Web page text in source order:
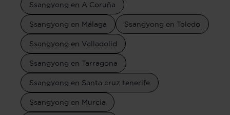
Ssangyong en A Coruña
Ssangyong en Málaga Ssangyong en Toledo
Ssangyong en Valladolid
Ssangyong en Tarragona
Ssangyong en Santa cruz tenerife
Ssangyong en Murcia